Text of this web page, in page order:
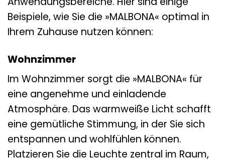
Beispiele, wie Sie die »MALBONA« optimal in
Ihrem Zuhause nutzen können:
Wohnzimmer
Im Wohnzimmer sorgt die »MALBONA« für
eine angenehme und einladende
Atmosphäre. Das warmweiße Licht schafft
eine gemütliche Stimmung, in der Sie sich
entspannen und wohlfühlen können.
Platzieren Sie die Leuchte zentral im Raum,